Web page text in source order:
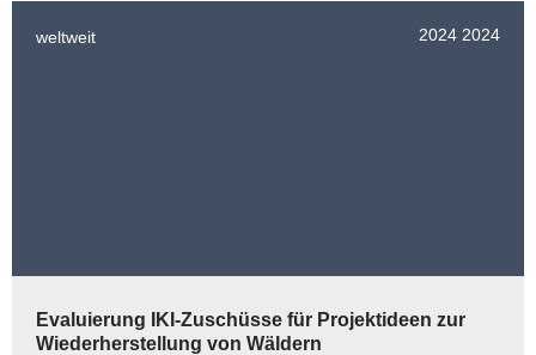
weltweit 2024 2024
Evaluierung IKI-Zuschüsse für Projektideen zur
Wiederherstellung von Wäldern